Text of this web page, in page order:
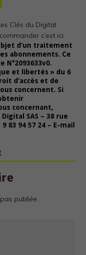
Clés du Digital
c’est ici.
d’un traitement
abonnements. Ce
N°2093633v0.
et libertés » du 6
d’accès et de
concernent. Si
concernant,
SAS – 38 rue
83 94 57 24 – E-mail
publiée.